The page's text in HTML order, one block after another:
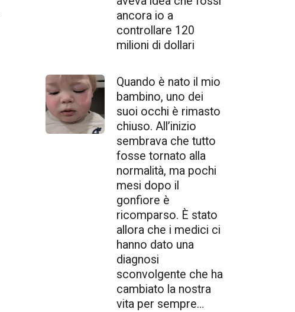
ancora io a
controllare 120
milioni di dollari
Quando è nato il mio
bambino, uno dei
suoi occhi è rimasto
chiuso. All’inizio
sembrava che tutto
fosse tornato alla
normalità, ma pochi
mesi dopo il
gonfiore è
ricomparso. È stato
allora che i medici ci
hanno dato una
diagnosi
sconvolgente che ha
cambiato la nostra
vita per sempre…